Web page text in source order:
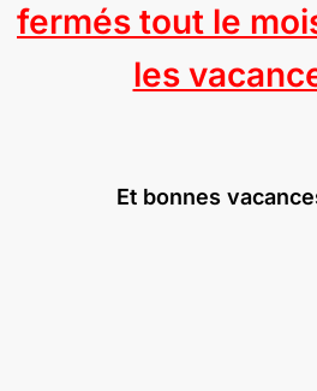
fermés tout le
les
Et bonnes